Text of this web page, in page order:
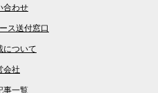
合わせ
ス送付窓口
について
会社
事一覧